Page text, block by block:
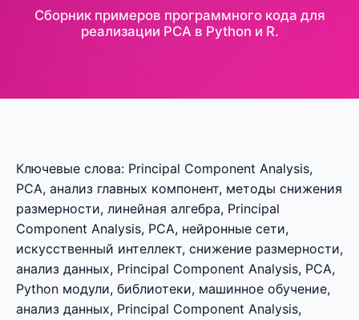
Сборник примеров программного кода для
реализации PCA в Python и R.
Ключевые слова: Principal Component Analysis,
PCA, анализ главных компонент, методы снижения
размерности, линейная алгебра, Principal
Component Analysis, PCA, нейронные сети,
искусственный интеллект, снижение размерности,
анализ данных, Principal Component Analysis, PCA,
Python модули, библиотеки, машинное обучение,
анализ данных, Principal Component Analysis,